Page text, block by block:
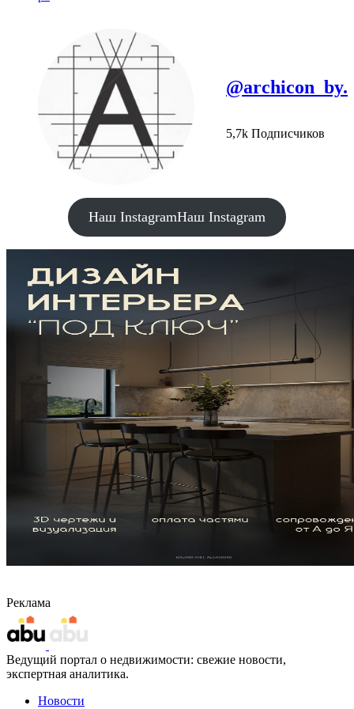
@archicon_by.
5,7k Подписчиков
Наш InstagramНаш Instagram
Реклама
Ведущий портал о недвижимости: свежие новости,
экспертная аналитика.
Новости